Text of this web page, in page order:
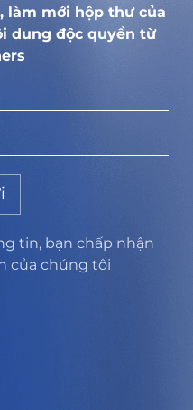
làm mới hộp thư của
dung độc quyền từ
tin, bạn chấp nhận
của chúng tôi